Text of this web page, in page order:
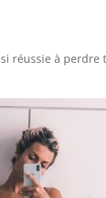
réussie à perdre